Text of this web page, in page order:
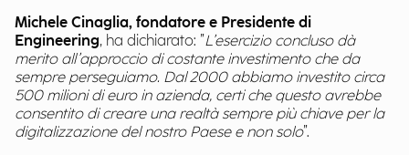
Michele Cinaglia, fondatore e Presidente di
Engineering, ha dichiarato: ”L’esercizio concluso dà
merito all’approccio di costante investimento che da
sempre perseguiamo. Dal 2000 abbiamo investito circa
500 milioni di euro in azienda, certi che questo avrebbe
consentito di creare una realtà sempre più chiave per la
digitalizzazione del nostro Paese e non solo”.